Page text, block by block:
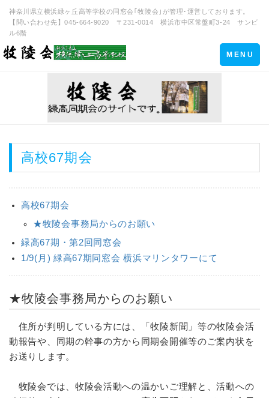
神奈川県立横浜緑ヶ丘高等学校の同窓会｢牧陵会｣が管理･運営しております。
【問い合わせ先】045-664-9020 〒231-0014 横浜市中区常盤町3-24 サンビ
ル6階
Toggle
navigation
MENU
高校67期会
高校67期会
★牧陵会事務局からのお願い
緑高67期・第2回同窓会
1/9(月) 緑高67期同窓会 横浜マリンタワーにて
★牧陵会事務局からのお願い
住所が判明している方には、「牧陵新聞」等の牧陵会活
動報告や、同期の幹事の方から同期会開催等のご案内状を
お送りします。
牧陵会では、牧陵会活動への温かいご理解と、活動への